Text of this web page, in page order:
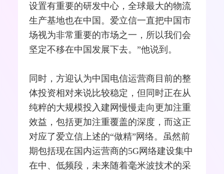
设置有重要的研发中心，全球最大的物流
生产基地也在中国。爱立信一直把中国市
场视为非常重要的市场之一，所以我们会
坚定不移在中国发展下去。”他说到。
同时，方迎认为中国电信运营商目前的整
体投资相对来说比较稳定，但同时正在从
纯粹的大规模投入建网慢慢走向更加注重
效益，包括更加注重覆盖的深度，而这正
对应了爱立信上述的“做精”网络。虽然前
期包括现在国内运营商的5G网络建设集中
在中、低频段，未来随着毫米波技术的采